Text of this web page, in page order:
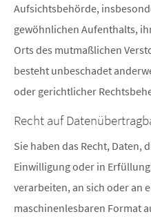
Aufsichtsbehörde,
gewöhnlichen Aufenthalts,
Orts des mutmaßlichen
besteht unbeschadet
oder gerichtlicher
Recht auf
Sie haben das Recht, Daten,
Einwilligung oder in
verarbeiten, an sich oder an
maschinenlesbaren Format